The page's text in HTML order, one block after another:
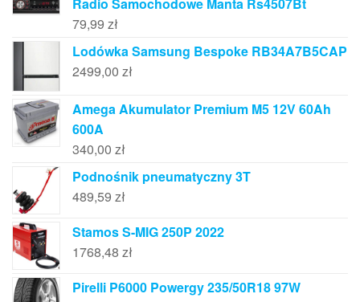
Radio Samochodowe Manta Rs4507Bt
79,99 zł
Lodówka Samsung Bespoke RB34A7B5CAP
2499,00 zł
Amega Akumulator Premium M5 12V 60Ah
600A
340,00 zł
Podnośnik pneumatyczny 3T
489,59 zł
Stamos S-MIG 250P 2022
1768,48 zł
Pirelli P6000 Powergy 235/50R18 97W